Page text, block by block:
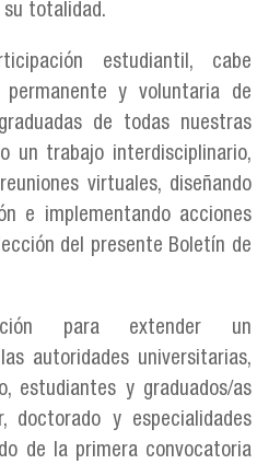
su totalidad.
estudiantil, cabe
y voluntaria de
de todas nuestras
un trabajo interdisciplinario,
virtuales, diseñando
e implementando acciones
del presente Boletín de
para extender un
autoridades universitarias,
estudiantes y graduados/as
doctorado y especialidades
de la primera convocatoria